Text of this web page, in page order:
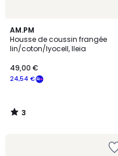
AM.PM
Housse de coussin frangée
lin/coton/lyocell, Ileia
24,54 €
49,00 €
3
/
5
3
/